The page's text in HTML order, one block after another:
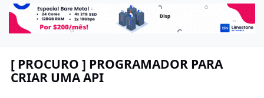
[ PROCURO ] PROGRAMADOR PARA
CRIAR UMA API